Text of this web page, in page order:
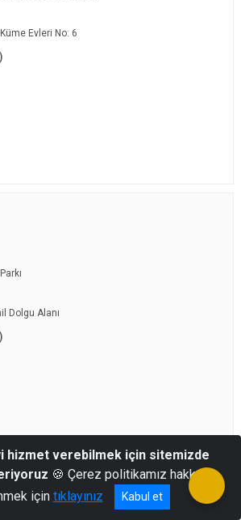
Evleri No: 6
Dolgu Alanı
hizmet verebilmek için sitemizde
🍪 Çerez politikamız hakkında
için tıklayınız Kabul et